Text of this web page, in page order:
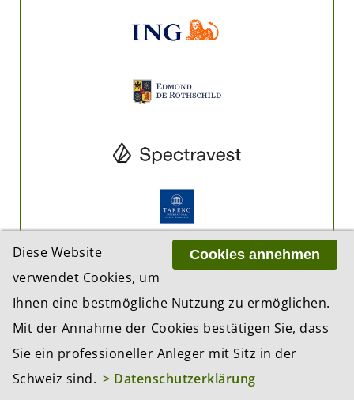
Cookies annehmen
Diese Website
verwendet Cookies, um
Ihnen eine bestmögliche Nutzung zu ermöglichen.
Mit der Annahme der Cookies bestätigen Sie, dass
Sie ein professioneller Anleger mit Sitz in der
Schweiz sind. > Datenschutzerklärung